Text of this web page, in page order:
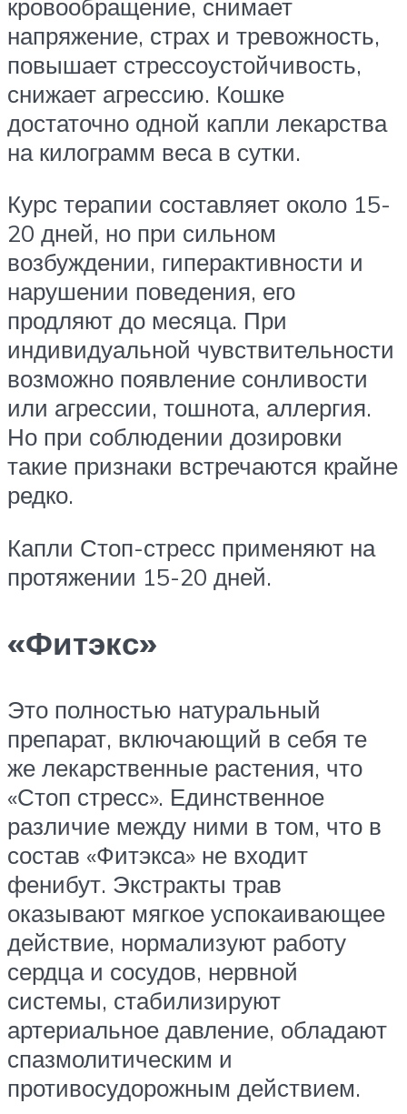
кровообращение, снимает
напряжение, страх и тревожность,
повышает стрессоустойчивость,
снижает агрессию. Кошке
достаточно одной капли лекарства
на килограмм веса в сутки.
Курс терапии составляет около 15-
20 дней, но при сильном
возбуждении, гиперактивности и
нарушении поведения, его
продляют до месяца. При
индивидуальной чувствительности
возможно появление сонливости
или агрессии, тошнота, аллергия.
Но при соблюдении дозировки
такие признаки встречаются крайне
редко.
Капли Стоп-стресс применяют на
протяжении 15-20 дней.
«Фитэкс»
Это полностью натуральный
препарат, включающий в себя те
же лекарственные растения, что
«Стоп стресс». Единственное
различие между ними в том, что в
состав «Фитэкса» не входит
фенибут. Экстракты трав
оказывают мягкое успокаивающее
действие, нормализуют работу
сердца и сосудов, нервной
системы, стабилизируют
артериальное давление, обладают
спазмолитическим и
противосудорожным действием.